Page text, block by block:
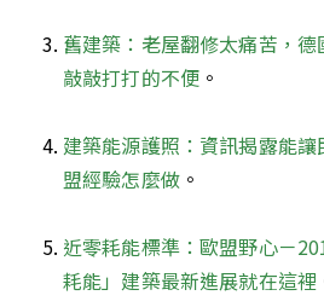
舊建築：老屋翻修太痛苦，
敲敲打打的不便 。
建築能源護照：資訊揭露能
盟經驗怎麼做。
近零耗能標準：歐盟野心－
耗能」建築最新進展就在這裡